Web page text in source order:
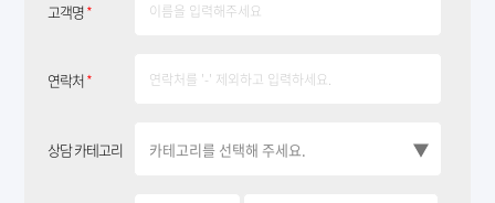
고객명*
연락처*
상담 카테고리